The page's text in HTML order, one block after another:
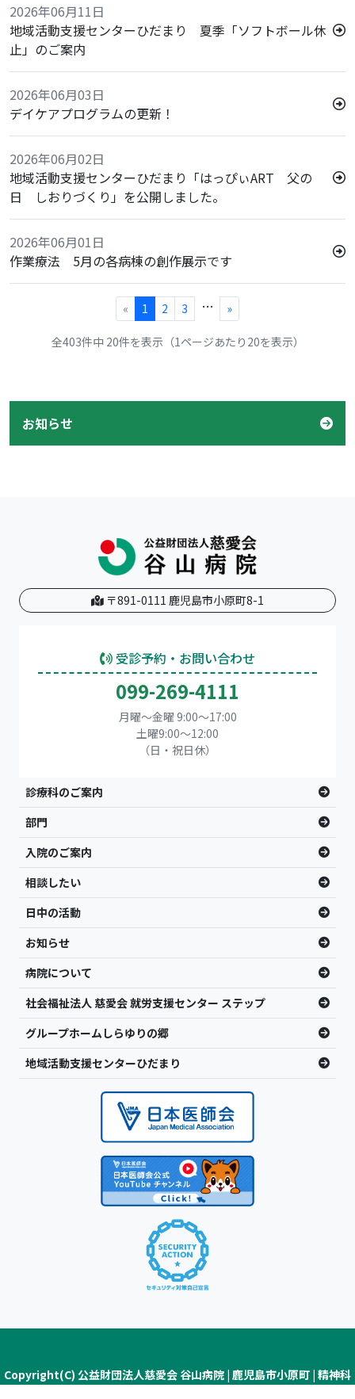
2026年06月11日
地域活動支援センターひだまり 夏季「ソフトボール休
止」のご案内
2026年06月03日
デイケアプログラムの更新！
2026年06月02日
地域活動支援センターひだまり「はっぴぃART 父の
日 しおりづくり」を公開しました。
2026年06月01日
作業療法 5月の各病棟の創作展示です
« 1 2 3 … »
全403件中 20件を表示（1ページあたり20を表示）
お知らせ
〒891-0111 鹿児島市小原町8-1
受診予約・お問い合わせ
099-269-4111
月曜～金曜 9:00～17:00
土曜9:00〜12:00
（日・祝日休）
診療科のご案内
部門
入院のご案内
相談したい
日中の活動
お知らせ
病院について
社会福祉法人 慈愛会 就労支援センター ステップ
グループホームしらゆりの郷
地域活動支援センターひだまり
Copyright(C) 公益財団法人慈愛会 谷山病院 | 鹿児島市小原町 | 精神科